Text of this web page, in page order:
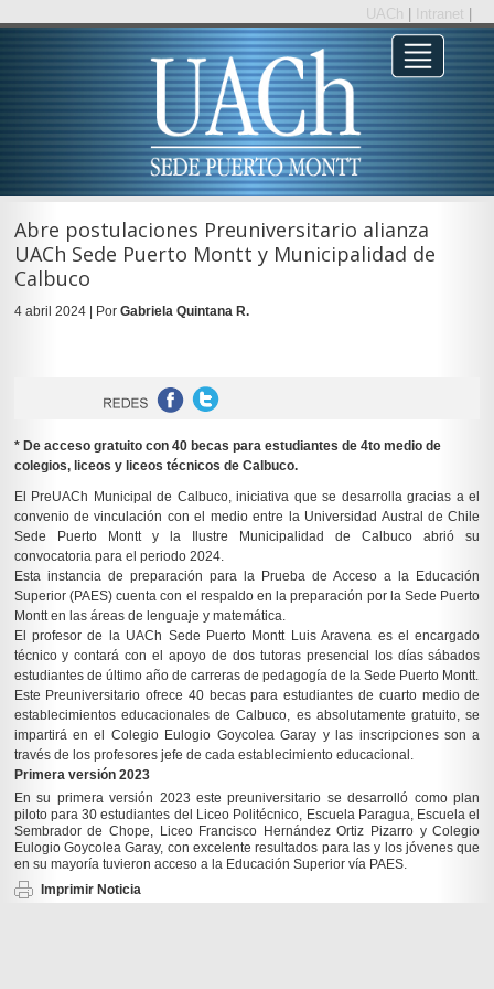
UACh Intranet
Abre postulaciones Preuniversitario alianza
UACh Sede Puerto Montt y Municipalidad de
Calbuco
4 abril 2024 | Por Gabriela Quintana R.
* De acceso gratuito con 40 becas para estudiantes de 4to medio de
colegios, liceos y liceos técnicos de Calbuco.
El PreUACh Municipal de Calbuco, iniciativa que se desarrolla gracias a el
convenio de vinculación con el medio entre la Universidad Austral de Chile
Sede Puerto Montt y la Ilustre Municipalidad de Calbuco abrió su
convocatoria para el periodo 2024.
Esta instancia de preparación para la Prueba de Acceso a la Educación
Superior (PAES) cuenta con el respaldo en la preparación por la Sede Puerto
Montt en las áreas de lenguaje y matemática.
El profesor de la UACh Sede Puerto Montt Luis Aravena es el encargado
técnico y contará con el apoyo de dos tutoras presencial los días sábados
estudiantes de último año de carreras de pedagogía de la Sede Puerto Montt.
Este Preuniversitario ofrece 40 becas para estudiantes de cuarto medio de
establecimientos educacionales de Calbuco, es absolutamente gratuito, se
impartirá en el Colegio Eulogio Goycolea Garay y las inscripciones son a
través de los profesores jefe de cada establecimiento educacional.
Primera versión 2023
En su primera versión 2023 este preuniversitario se desarrolló como plan
piloto para 30 estudiantes del Liceo Politécnico, Escuela Paragua, Escuela el
Sembrador de Chope, Liceo Francisco Hernández Ortiz Pizarro y Colegio
Eulogio Goycolea Garay, con excelente resultados para las y los jóvenes que
en su mayoría tuvieron acceso a la Educación Superior vía PAES.
Imprimir Noticia